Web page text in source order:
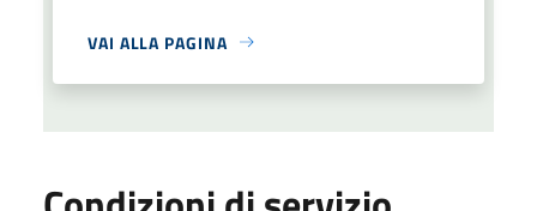
VAI ALLA PAGINA